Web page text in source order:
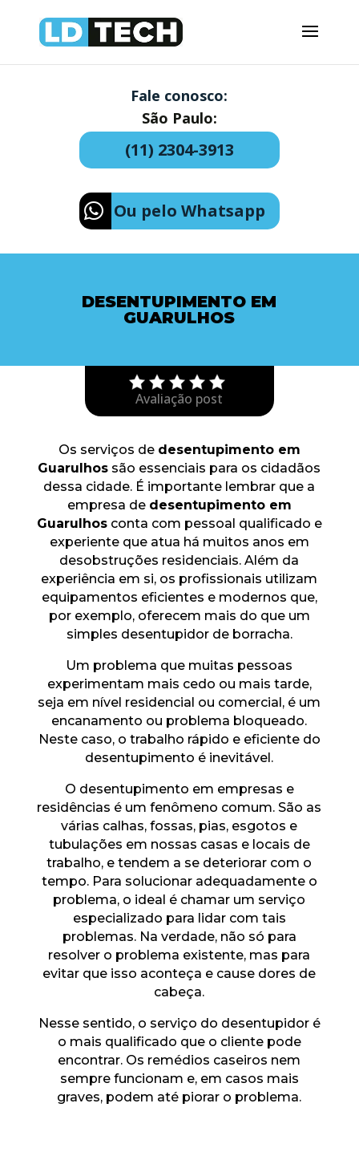
Fale conosco:
São Paulo:
(11) 2304-3913
Ou pelo Whatsapp
DESENTUPIMENTO EM
GUARULHOS
Avaliação post
Os serviços de desentupimento em
Guarulhos são essenciais para os cidadãos
dessa cidade. É importante lembrar que a
empresa de desentupimento em
Guarulhosconta com pessoal qualificado e
experiente que atua há muitos anos em
desobstruções residenciais. Além da
experiência em si, os profissionais utilizam
equipamentos eficientes e modernos que,
por exemplo, oferecem mais do que um
simples desentupidor de borracha.
Um problema que muitas pessoas
experimentam mais cedo ou mais tarde,
seja em nível residencial ou comercial, é um
encanamento ou problema bloqueado.
Neste caso, o trabalho rápido e eficiente do
desentupimento é inevitável.
O desentupimento em empresas e
residências é um fenômeno comum. São as
várias calhas, fossas, pias, esgotos e
tubulações em nossas casas e locais de
trabalho, e tendem a se deteriorar com o
tempo. Para solucionar adequadamente o
problema, o ideal é chamar um serviço
especializado para lidar com tais
problemas. Na verdade, não só para
resolver o problema existente, mas para
evitar que isso aconteça e cause dores de
cabeça.
Nesse sentido, o serviço do desentupidor é
o mais qualificado que o cliente pode
encontrar. Os remédios caseiros nem
sempre funcionam e, em casos mais
graves, podem até piorar o problema.